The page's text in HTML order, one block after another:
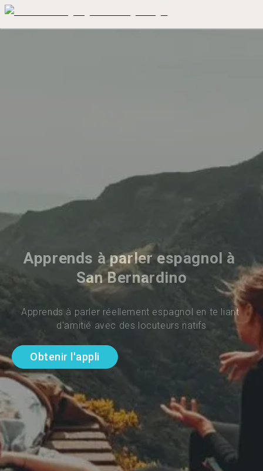
Apprends à parler espagnol à
San Bernardino
Apprends à parler réellement espagnol en te liant
d'amitié avec des locuteurs natifs
Obtenir l'appli